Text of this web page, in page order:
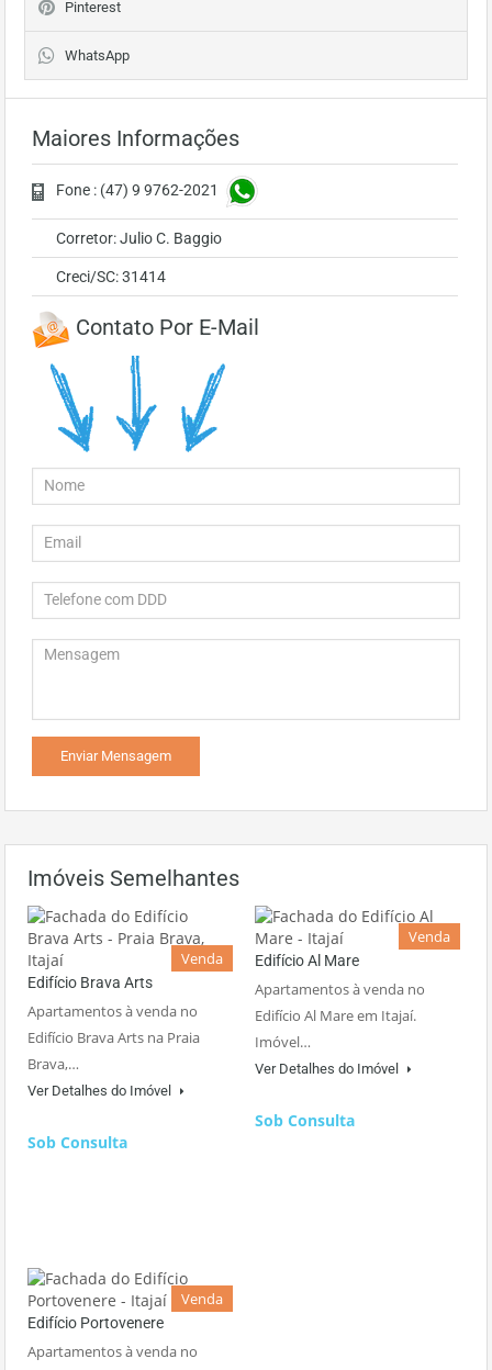
Pinterest
WhatsApp
Maiores Informações
Fone : (47) 9 9762-2021
Corretor: Julio C. Baggio
Creci/SC: 31414
Contato Por E-Mail
Imóveis Semelhantes
Venda
Edifício Brava Arts
Apartamentos à venda no
Edifício Brava Arts na Praia
Brava,…
Ver Detalhes do Imóvel
Sob Consulta
Venda
Edifício Al Mare
Apartamentos à venda no
Edifício Al Mare em Itajaí.
Imóvel…
Ver Detalhes do Imóvel
Sob Consulta
Venda
Edifício Portovenere
Apartamentos à venda no